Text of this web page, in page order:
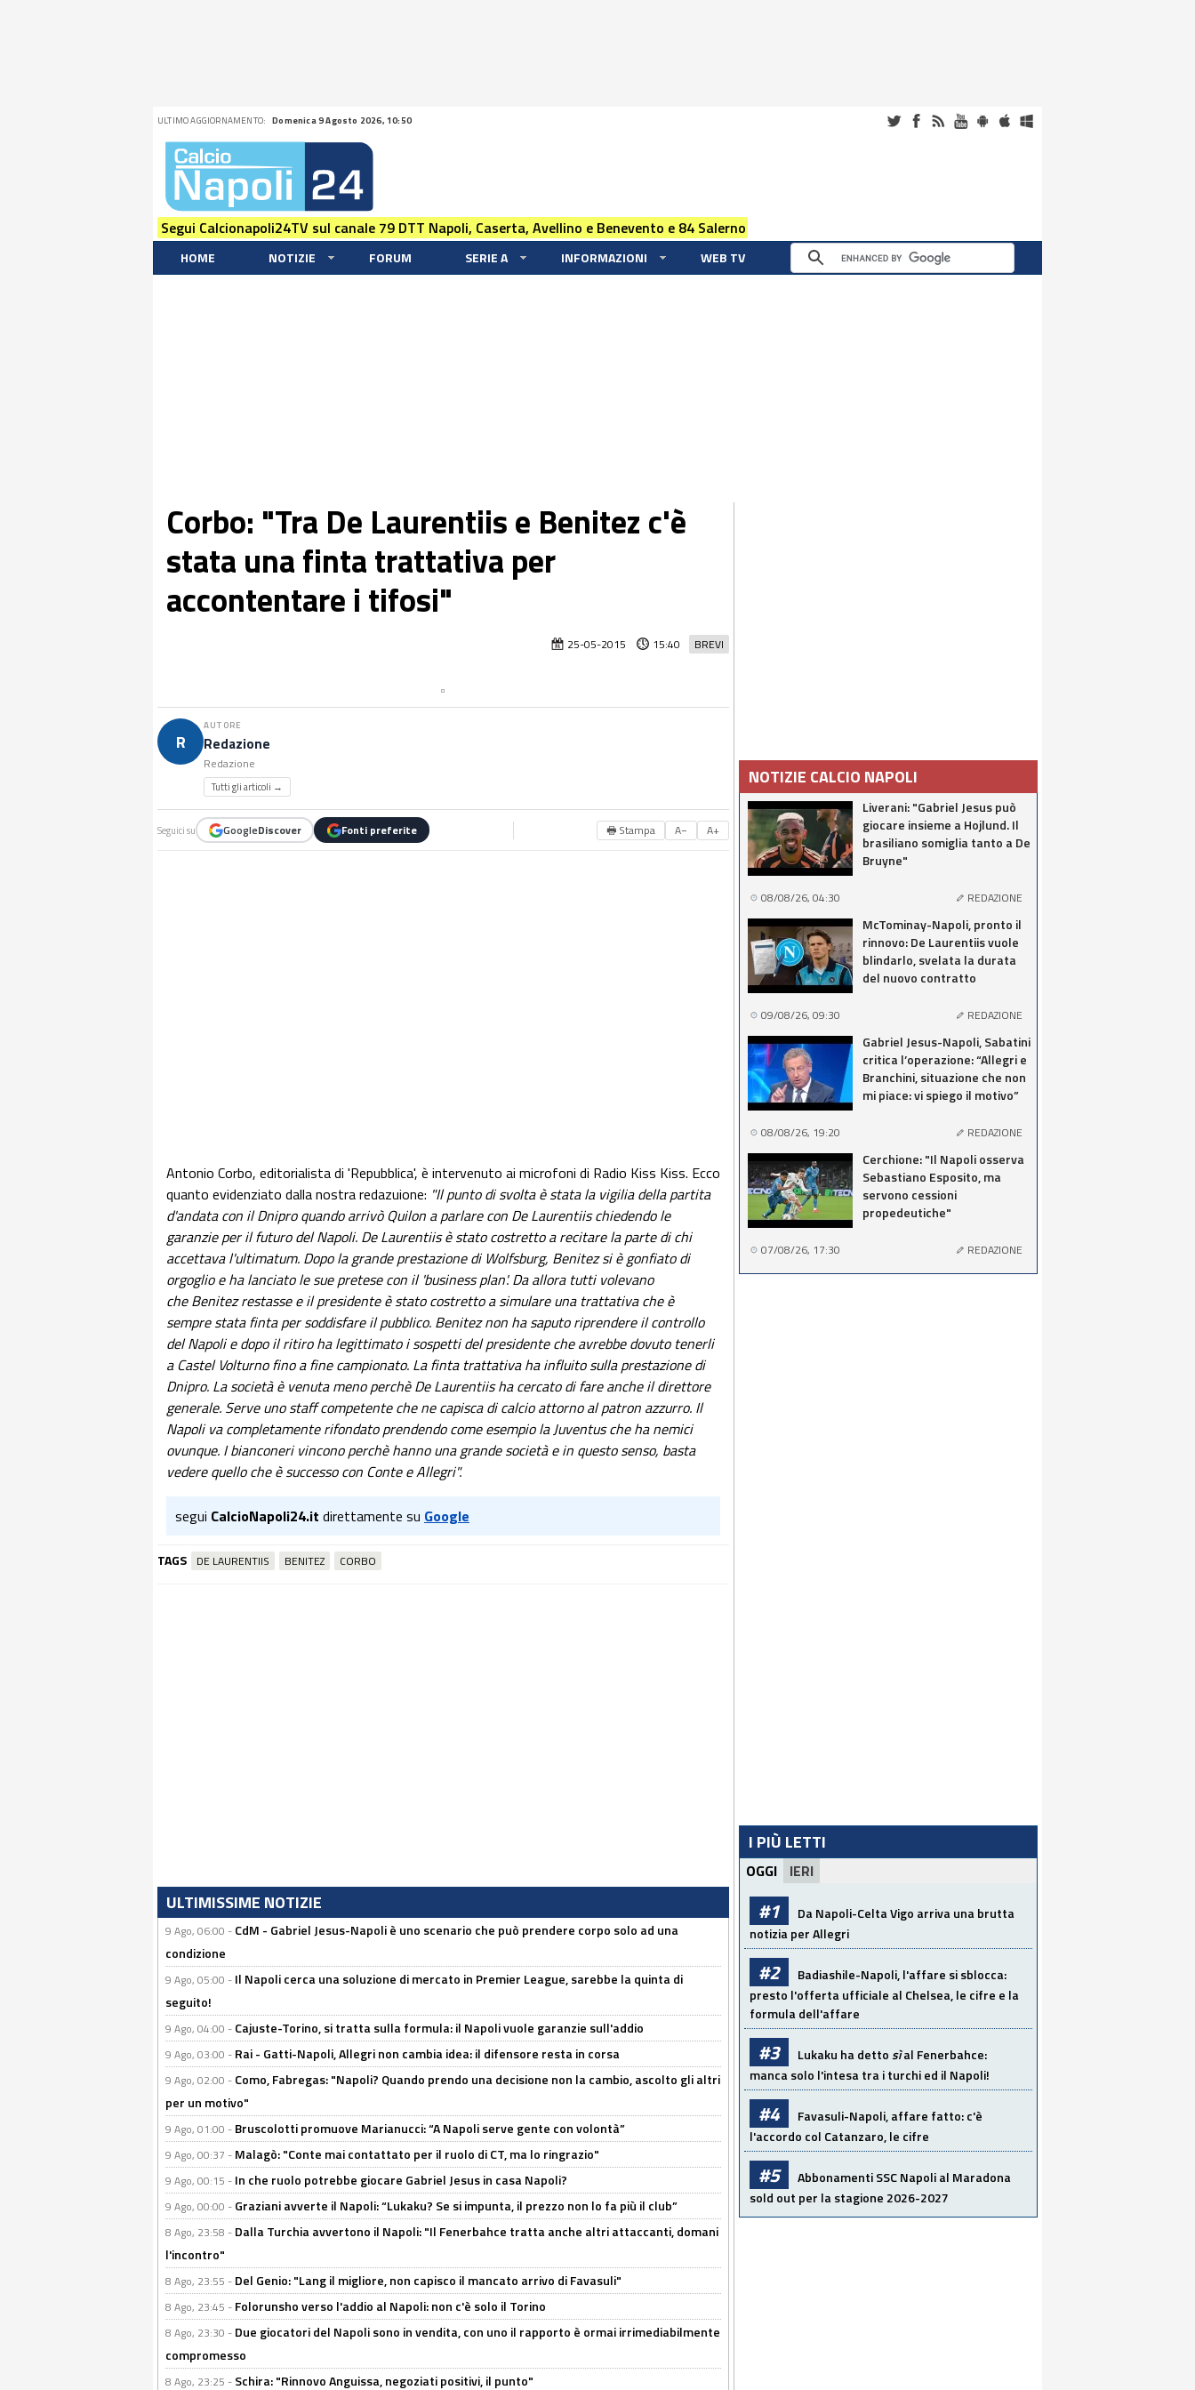
ULTIMO AGGIORNAMENTO: Domenica 9 Agosto 2026, 10:50
Segui Calcionapoli24TV sul canale 79 DTT Napoli, Caserta, Avellino e Benevento e 84 Salerno
HOME NOTIZIE FORUM SERIE A INFORMAZIONI WEB TV
Corbo: "Tra De Laurentiis e Benitez c'è
stata una finta trattativa per
accontentare i tifosi"
BREVI
25-05-2015 15:40
R
AUTORE
Redazione
Redazione
Tutti gli articoli →
Seguici su GoogleDiscover Fonti preferite 🖶 Stampa A− A+
Antonio Corbo, editorialista di 'Repubblica', è intervenuto ai microfoni di Radio Kiss Kiss. Ecco
quanto evidenziato dalla nostra redazuione: "Il punto di svolta è stata la vigilia della partita
d'andata con il Dnipro quando arrivò Quilon a parlare con De Laurentiis chiedendo le
garanzie per il futuro del Napoli. De Laurentiis è stato costretto a recitare la parte di chi
accettava l'ultimatum. Dopo la grande prestazione di Wolfsburg, Benitez si è gonfiato di
orgoglio e ha lanciato le sue pretese con il 'business plan'. Da allora tutti volevano
che Benitez restasse e il presidente è stato costretto a simulare una trattativa che è
sempre stata finta per soddisfare il pubblico. Benitez non ha saputo riprendere il controllo
del Napoli e dopo il ritiro ha legittimato i sospetti del presidente che avrebbe dovuto tenerli
a Castel Volturno fino a fine campionato. La finta trattativa ha influito sulla prestazione di
Dnipro. La società è venuta meno perchè De Laurentiis ha cercato di fare anche il direttore
generale. Serve uno staff competente che ne capisca di calcio attorno al patron azzurro. Il
Napoli va completamente rifondato prendendo come esempio la Juventus che ha nemici
ovunque. I bianconeri vincono perchè hanno una grande società e in questo senso, basta
vedere quello che è successo con Conte e Allegri".
segui CalcioNapoli24.it direttamente su Google
TAGS DE LAURENTIIS BENITEZ CORBO
ULTIMISSIME NOTIZIE
9 Ago, 06:00 - CdM - Gabriel Jesus-Napoli è uno scenario che può prendere corpo solo ad una
condizione
9 Ago, 05:00 - Il Napoli cerca una soluzione di mercato in Premier League, sarebbe la quinta di
seguito!
9 Ago, 04:00 - Cajuste-Torino, si tratta sulla formula: il Napoli vuole garanzie sull'addio
9 Ago, 03:00 - Rai - Gatti-Napoli, Allegri non cambia idea: il difensore resta in corsa
9 Ago, 02:00 - Como, Fabregas: "Napoli? Quando prendo una decisione non la cambio, ascolto gli altri
per un motivo"
9 Ago, 01:00 - Bruscolotti promuove Marianucci: “A Napoli serve gente con volontà”
9 Ago, 00:37 - Malagò: "Conte mai contattato per il ruolo di CT, ma lo ringrazio"
9 Ago, 00:15 - In che ruolo potrebbe giocare Gabriel Jesus in casa Napoli?
9 Ago, 00:00 - Graziani avverte il Napoli: “Lukaku? Se si impunta, il prezzo non lo fa più il club”
8 Ago, 23:58 - Dalla Turchia avvertono il Napoli: "Il Fenerbahce tratta anche altri attaccanti, domani
l'incontro"
8 Ago, 23:55 - Del Genio: "Lang il migliore, non capisco il mancato arrivo di Favasuli"
8 Ago, 23:45 - Folorunsho verso l'addio al Napoli: non c'è solo il Torino
8 Ago, 23:30 - Due giocatori del Napoli sono in vendita, con uno il rapporto è ormai irrimediabilmente
compromesso
8 Ago, 23:25 - Schira: "Rinnovo Anguissa, negoziati positivi, il punto"
NOTIZIE CALCIO NAPOLI
Liverani: "Gabriel Jesus può
giocare insieme a Hojlund. Il
brasiliano somiglia tanto a De
Bruyne"
08/08/26, 04:30 REDAZIONE
McTominay-Napoli, pronto il
rinnovo: De Laurentiis vuole
blindarlo, svelata la durata
del nuovo contratto
09/08/26, 09:30 REDAZIONE
Gabriel Jesus-Napoli, Sabatini
critica l’operazione: “Allegri e
Branchini, situazione che non
mi piace: vi spiego il motivo”
08/08/26, 19:20 REDAZIONE
Cerchione: "Il Napoli osserva
Sebastiano Esposito, ma
servono cessioni
propedeutiche"
07/08/26, 17:30 REDAZIONE
I PIÙ LETTI
OGGI IERI
#1
Da Napoli-Celta Vigo arriva una brutta
notizia per Allegri
#2
Badiashile-Napoli, l'affare si sblocca:
presto l'offerta ufficiale al Chelsea, le cifre e la
formula dell'affare
#3 Lukaku ha dettosìal Fenerbahce:
manca solo l'intesa tra i turchi ed il Napoli!
#4
Favasuli-Napoli, affare fatto: c'è
l'accordo col Catanzaro, le cifre
#5
Abbonamenti SSC Napoli al Maradona
sold out per la stagione 2026-2027